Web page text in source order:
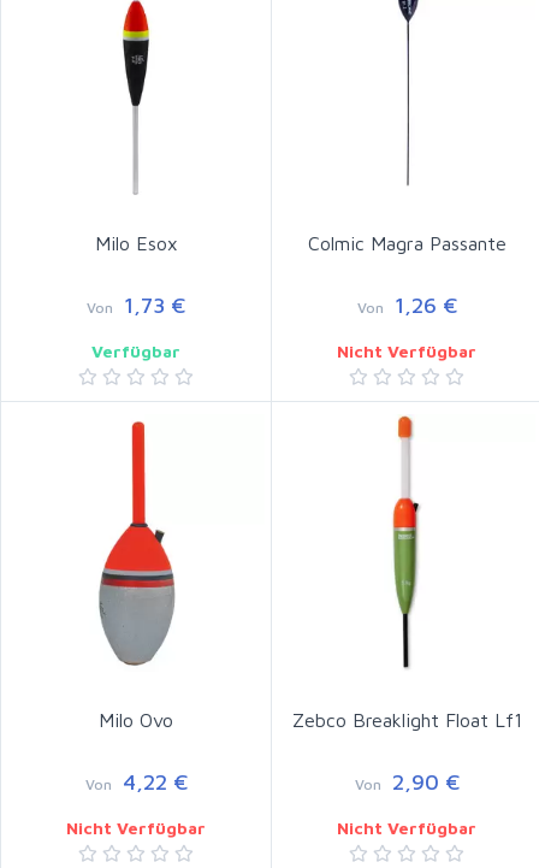
Milo Esox
Von 1,73 €
Verfügbar
Colmic Magra Passante
Von 1,26 €
Nicht Verfügbar
Milo Ovo
Von 4,22 €
Nicht Verfügbar
Zebco Breaklight Float Lf1
Von 2,90 €
Nicht Verfügbar